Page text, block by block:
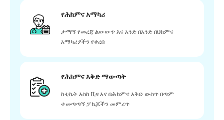
የሕክምና አማካሪ
ታማኝ የመረጃ ልውውጥ እና አንድ በአንድ በህክምና
አማካሪያችን የቀረበ
የሕክምና እቅድ ማውጣት
ከቲኬት እስከ ቪዛ እና በሕክምና እቅድ ውስጥ በጣም
ተመጣጣኝ ፓኬጆችን መምረጥ